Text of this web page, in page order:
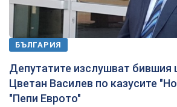
БЪЛГАРИЯ
Депутатите изслушват
Цветан Василев по казусите
"Пепи Еврото"